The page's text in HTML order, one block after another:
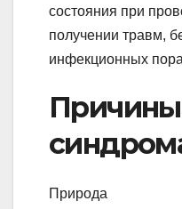
состояния при
получении травм,
инфекционных
Природа